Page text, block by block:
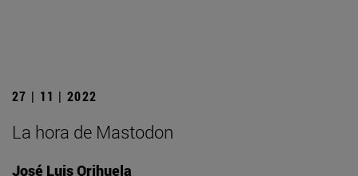
27 | 11 | 2022
La hora de Mastodon
José Luis Orihuela